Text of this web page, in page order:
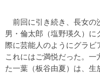
前回に引き続き、長女の
男・倫太郎（塩野瑛久）
際に芸能人のようにグラ
これにはご満悦だった。
た一葉（板谷由夏）は、